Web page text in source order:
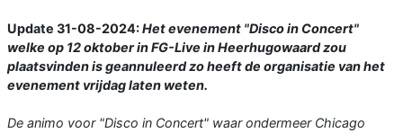
Update 31-08-2024:Het evenement "Disco in Concert"
welke op 12 oktober in FG-Live in Heerhugowaard zou
plaatsvinden is geannuleerd zo heeft de organisatie van het
evenement vrijdag laten weten.
De animo voor "Disco in Concert" waar ondermeer Chicago